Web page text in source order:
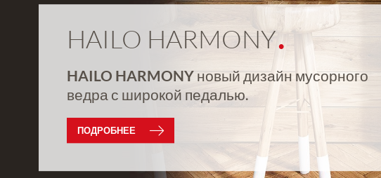
HAILO HARMONY
HAILO HARMONY новый дизайн мусорного
ведра с широкой педалью.
ПОДРОБНЕЕ